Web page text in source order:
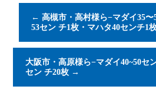
← 高槻市・高村様ら−マダイ35〜
53セン チ1枚・マハタ40センチ1
大阪市・高原様ら−マダイ40~50セ
セン チ20枚 →